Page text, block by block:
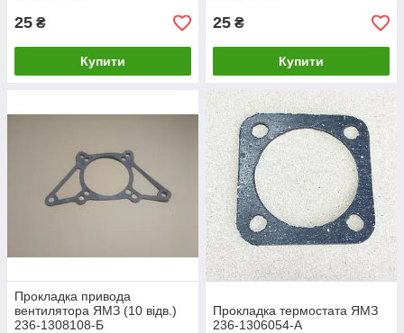
25 ₴
Купити
25 ₴
Купити
Прокладка привода
вентилятора ЯМЗ (10 відв.)
236-1308108-Б
Прокладка термостата ЯМЗ
236-1306054-А